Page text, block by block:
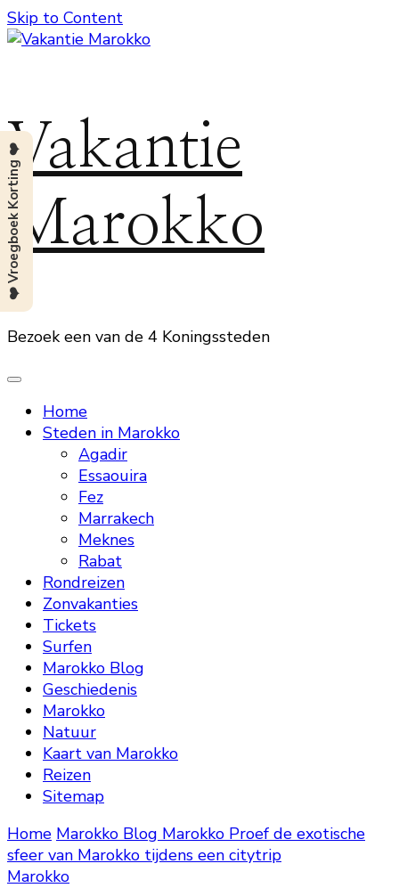
Skip to Content
Vakantie
Marokko
Bezoek een van de 4 Koningssteden
Home
Steden in Marokko
Agadir
Essaouira
Fez
Marrakech
Meknes
Rabat
Rondreizen
Zonvakanties
Tickets
Surfen
Marokko Blog
Geschiedenis
Marokko
Natuur
Kaart van Marokko
Reizen
Sitemap
Home Marokko Blog Marokko Proef de exotische
sfeer van Marokko tijdens een citytrip
Marokko
❤️ Vroegboek Korting ❤️